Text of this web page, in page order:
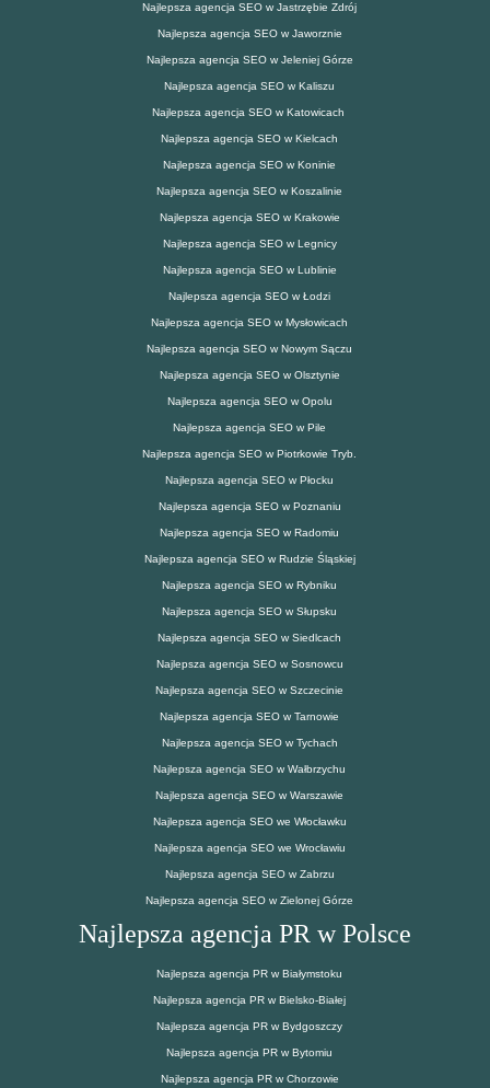
Najlepsza agencja SEO w Jastrzębie Zdrój
Najlepsza agencja SEO w Jaworznie
Najlepsza agencja SEO w Jeleniej Górze
Najlepsza agencja SEO w Kaliszu
Najlepsza agencja SEO w Katowicach
Najlepsza agencja SEO w Kielcach
Najlepsza agencja SEO w Koninie
Najlepsza agencja SEO w Koszalinie
Najlepsza agencja SEO w Krakowie
Najlepsza agencja SEO w Legnicy
Najlepsza agencja SEO w Lublinie
Najlepsza agencja SEO w Łodzi
Najlepsza agencja SEO w Mysłowicach
Najlepsza agencja SEO w Nowym Sączu
Najlepsza agencja SEO w Olsztynie
Najlepsza agencja SEO w Opolu
Najlepsza agencja SEO w Pile
Najlepsza agencja SEO w Piotrkowie Tryb.
Najlepsza agencja SEO w Płocku
Najlepsza agencja SEO w Poznaniu
Najlepsza agencja SEO w Radomiu
Najlepsza agencja SEO w Rudzie Śląskiej
Najlepsza agencja SEO w Rybniku
Najlepsza agencja SEO w Słupsku
Najlepsza agencja SEO w Siedlcach
Najlepsza agencja SEO w Sosnowcu
Najlepsza agencja SEO w Szczecinie
Najlepsza agencja SEO w Tarnowie
Najlepsza agencja SEO w Tychach
Najlepsza agencja SEO w Wałbrzychu
Najlepsza agencja SEO w Warszawie
Najlepsza agencja SEO we Włocławku
Najlepsza agencja SEO we Wrocławiu
Najlepsza agencja SEO w Zabrzu
Najlepsza agencja SEO w Zielonej Górze
Najlepsza agencja PR w Polsce
Najlepsza agencja PR w Białymstoku
Najlepsza agencja PR w Bielsko-Białej
Najlepsza agencja PR w Bydgoszczy
Najlepsza agencja PR w Bytomiu
Najlepsza agencja PR w Chorzowie